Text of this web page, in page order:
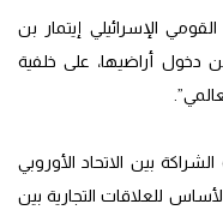
الإسرائيلي إيتمار بن
دخول أراضيها، على خلفية
بين الاتحاد الأوروبي
والتي تشكل الأساس للعلاقات التجارية بين